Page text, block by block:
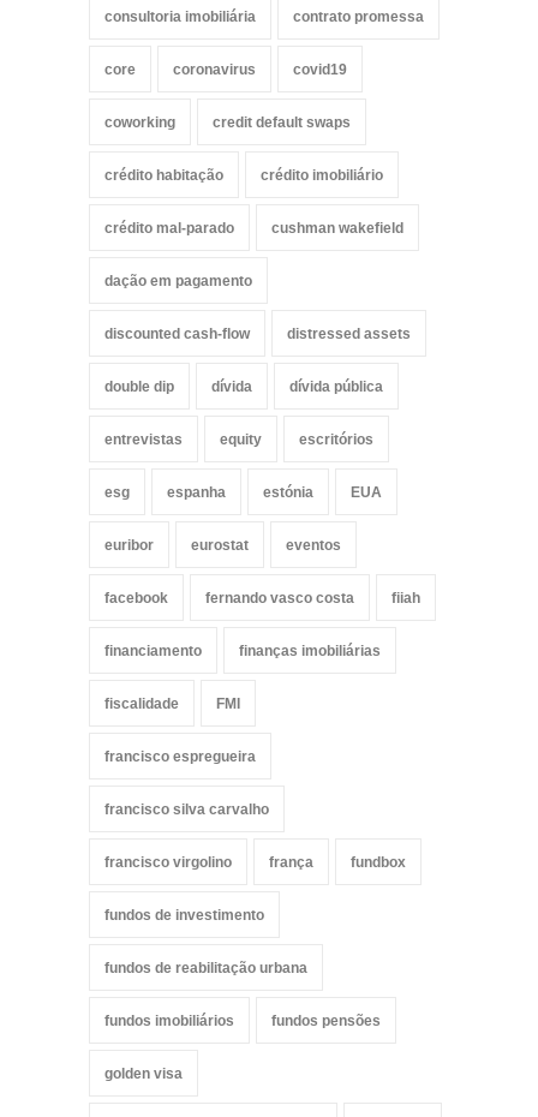
consultoria imobiliária contrato promessa
core coronavirus covid19
coworking credit default swaps
crédito habitação crédito imobiliário
crédito mal-parado cushman wakefield
dação em pagamento
discounted cash-flow distressed assets
double dip dívida dívida pública
entrevistas equity escritórios
esg espanha estónia EUA
euribor eurostat eventos
facebook fernando vasco costa fiiah
financiamento finanças imobiliárias
fiscalidade FMI
francisco espregueira
francisco silva carvalho
francisco virgolino frança fundbox
fundos de investimento
fundos de reabilitação urbana
fundos imobiliários fundos pensões
golden visa